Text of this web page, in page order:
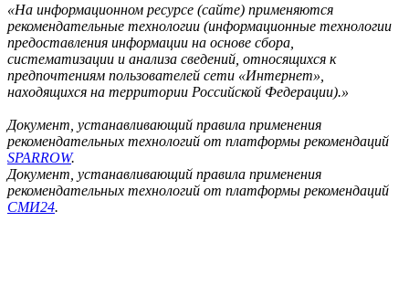
«На информационном ресурсе (сайте) применяются
рекомендательные технологии (информационные технологии
предоставления информации на основе сбора,
систематизации и анализа сведений, относящихся к
предпочтениям пользователей сети «Интернет»,
находящихся на территории Российской Федерации).»
Документ, устанавливающий правила применения
рекомендательных технологий от платформы рекомендаций
SPARROW.
Документ, устанавливающий правила применения
рекомендательных технологий от платформы рекомендаций
СМИ24.